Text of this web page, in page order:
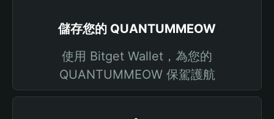
儲存您的 QUANTUMMEOW
使用 Bitget Wallet，為您的
QUANTUMMEOW 保駕護航